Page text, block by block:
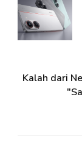
Kalah dari